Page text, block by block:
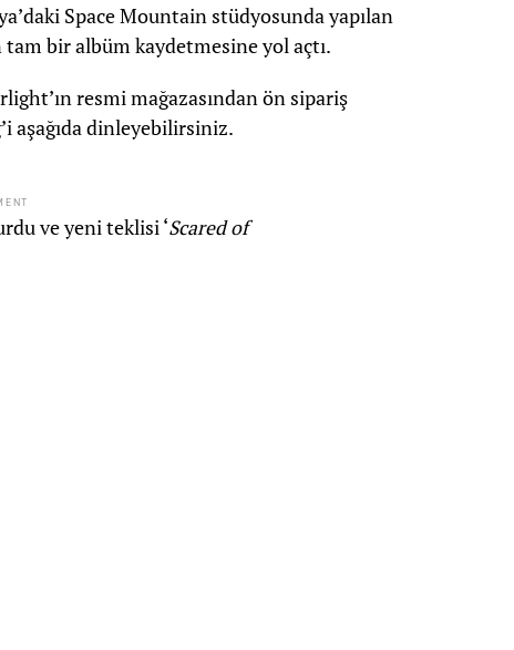
Space Mountain stüdyosunda yapılan
bir albüm kaydetmesine yol açtı.
resmi mağazasından ön sipariş
aşağıda dinleyebilirsiniz.
ve yeni teklisi ‘Scared of